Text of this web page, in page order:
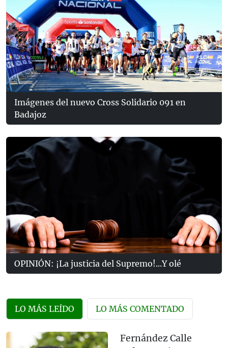
Imágenes del nuevo Cross Solidario 091 en
Badajoz
OPINIÓN: ¡La justicia del Supremo!...Y olé
LO MÁS LEÍDO LO MÁS COMENTADO
Fernández Calle